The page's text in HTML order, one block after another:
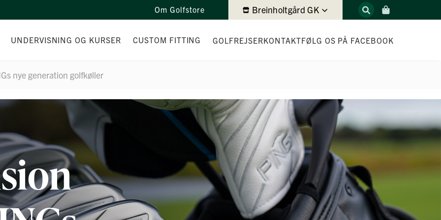
Om Golfstore Breinholtgård GK
UNDERVISNING OG KURSER
HVEM ER DIN TRÆNER?
UNDERVISNING
GÅ-TIL-GOLF
KURSER OG FORLØB
CUSTOM FITTING
DEMODAGE 2026
GOLFREJSERKONTAKTFØLG OS PÅ FACEBOOK
nye generation golfkøller